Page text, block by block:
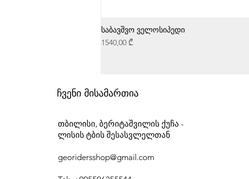
საბავშვო ველოსიპედი
Price
1540,00 ₾
ჩვენი მისამართია
თბილისი, ბერიტაშვილის ქუჩა -
ლისის ტბის შესასვლელთან
georidersshop@gmail.com